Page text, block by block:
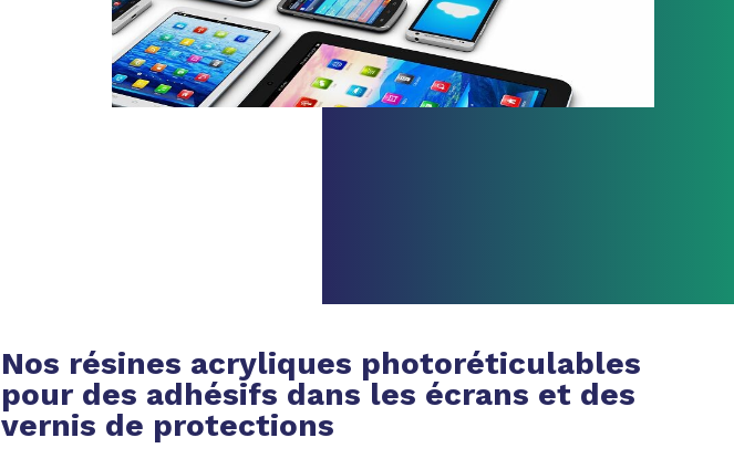
Nos résines acryliques photoréticulables
pour des adhésifs dans les écrans et des
vernis de protections